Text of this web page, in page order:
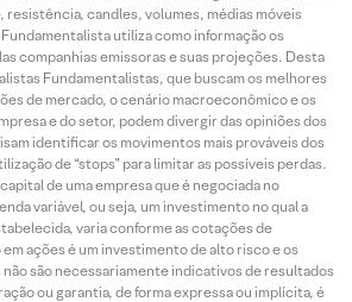
candles, volumes, médias móveis
utiliza como informação os
companhias emissoras e suas projeções. Desta
Fundamentalistas, que buscam os melhores
de mercado, o cenário macroeconômico e os
e do setor, podem divergir das opiniões dos
identificar os movimentos mais prováveis dos
de “stops” para limitar as possíveis perdas.
de uma empresa que é negociada no
variável, ou seja, um investimento no qual a
varia conforme as cotações de
ações é um investimento de alto risco e os
são necessariamente indicativos de resultados
ou garantia, de forma expressa ou implícita, é